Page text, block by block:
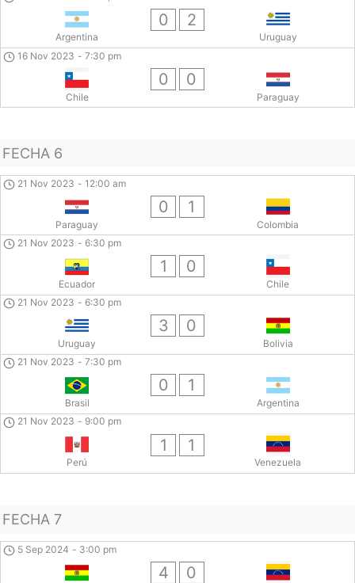
Argentina
0 2
Uruguay
16 Nov 2023 - 7:30 pm
Chile
0 0
Paraguay
FECHA 6
21 Nov 2023 - 12:00 am
Paraguay
0 1
Colombia
21 Nov 2023 - 6:30 pm
Ecuador
1 0
Chile
21 Nov 2023 - 6:30 pm
Uruguay
3 0
Bolivia
21 Nov 2023 - 7:30 pm
Brasil
0 1
Argentina
21 Nov 2023 - 9:00 pm
Perú
1 1
Venezuela
FECHA 7
5 Sep 2024 - 3:00 pm
4 0